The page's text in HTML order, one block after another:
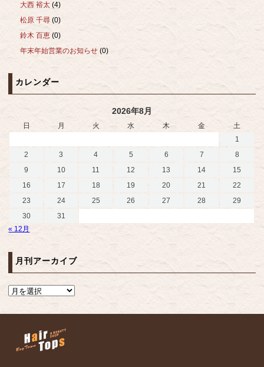
大西 裕太 (4)
松原 千尋 (0)
鈴木 百恵 (0)
年末年始営業のお知らせ (0)
カレンダー
2026年8月
日 月 火 水 木 金
土
1
2
3 4 5 6 7
8
9
10 11 12 13 14
15
16
17 18 19 20 21
22
23
24 25 26 27 28
29
30
31
« 12月
月刊アーカイブ